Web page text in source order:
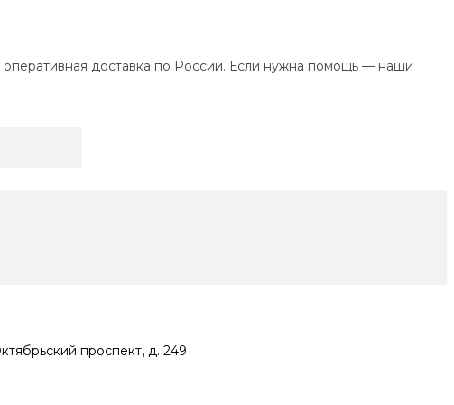
оперативная доставка по России. Если нужна помощь — наши
проспект, д. 249